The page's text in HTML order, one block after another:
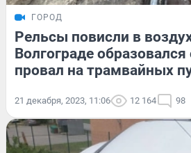
ГОРОД
Рельсы повисли в
Волгограде
провал на трамвайных
21 декабря, 2023, 11:06 12 164 98